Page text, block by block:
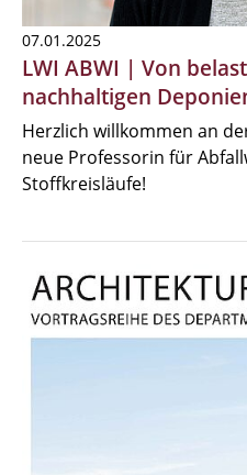
07.01.2025
LWI ABWI | Von
nachhaltigen
Herzlich willkommen an
neue Professorin für
Stoffkreisläufe!